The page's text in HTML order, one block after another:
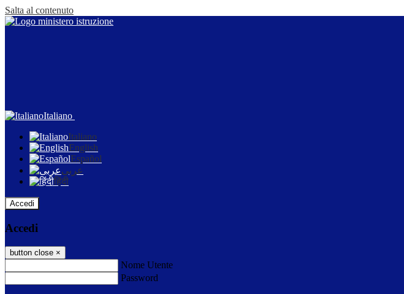
Salta al contenuto
Italiano
Italiano
English
Español
عربى
हिंदी
Accedi
Accedi
button close ×
Nome Utente
Password